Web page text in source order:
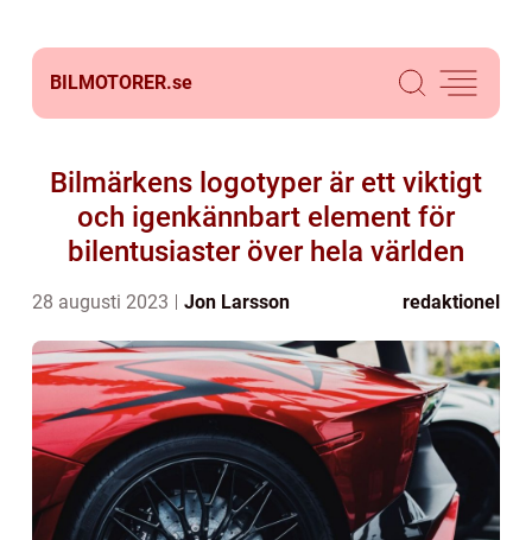
BILMOTORER.se
Bilmärkens logotyper är ett viktigt
och igenkännbart element för
bilentusiaster över hela världen
28 augusti 2023 Jon Larsson redaktionel